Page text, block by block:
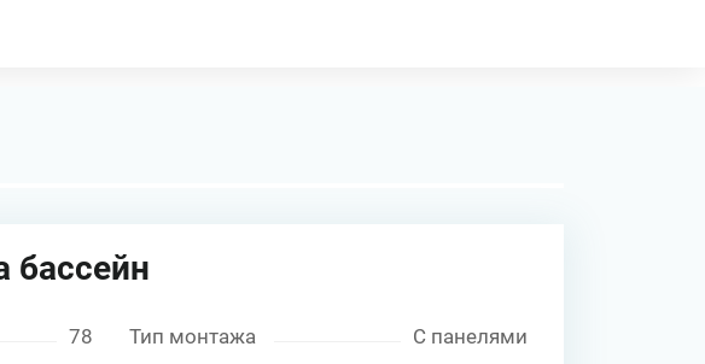
бассейн
78
Тип монтажа
С панелями